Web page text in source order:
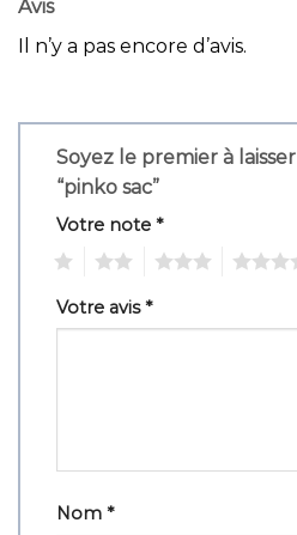
Avis
Il n’y a pas encore d’avis.
Soyez le premier à
“pinko sac”
Votre note *
Votre avis*
Nom *